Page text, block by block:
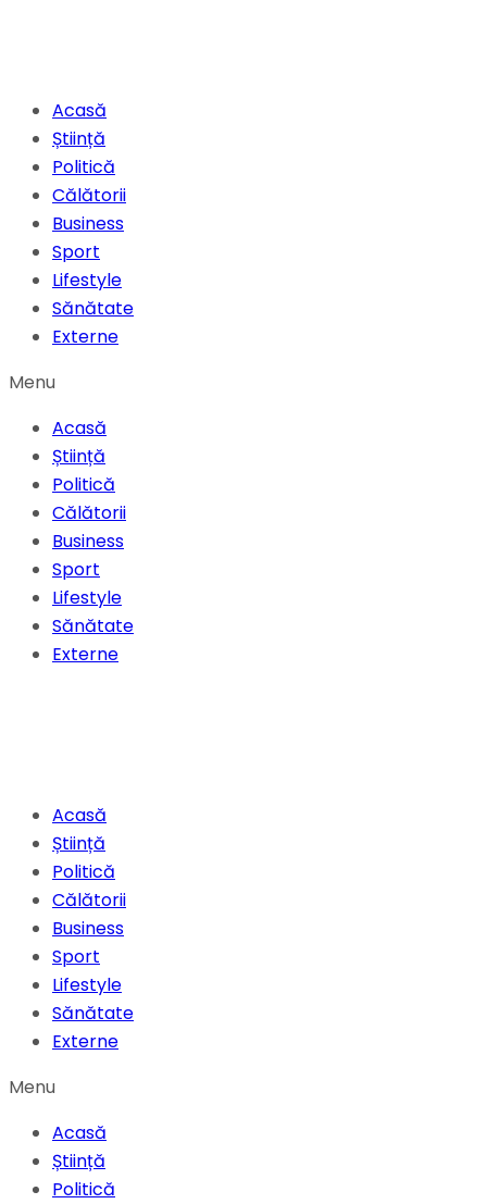
Acasă
Știință
Politică
Călătorii
Business
Sport
Lifestyle
Sănătate
Externe
Menu
Acasă
Știință
Politică
Călătorii
Business
Sport
Lifestyle
Sănătate
Externe
Acasă
Știință
Politică
Călătorii
Business
Sport
Lifestyle
Sănătate
Externe
Menu
Acasă
Știință
Politică